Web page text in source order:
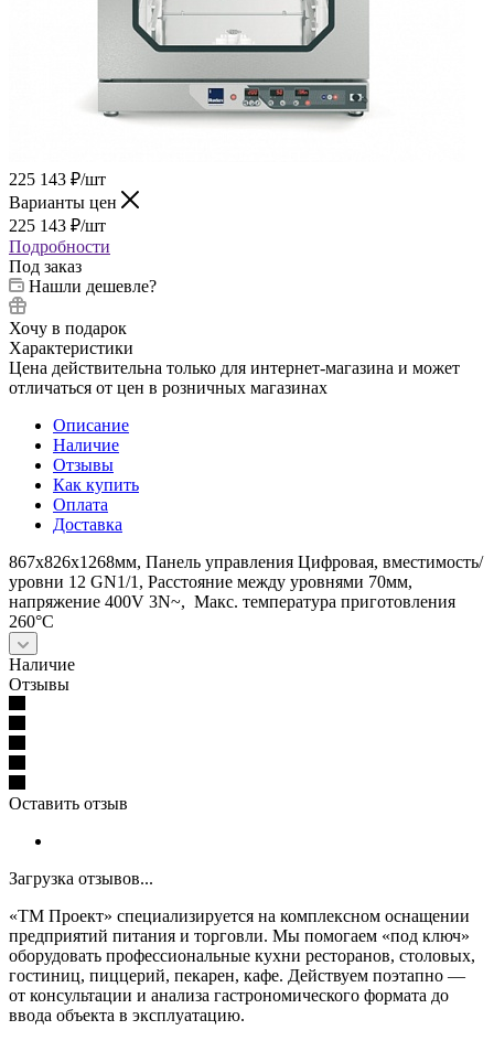
225 143 ₽/шт
Варианты цен
225 143 ₽/шт
Подробности
Под заказ
Нашли дешевле?
Хочу в подарок
Характеристики
Цена действительна только для интернет-магазина и может
отличаться от цен в розничных магазинах
Описание
Наличие
Отзывы
Как купить
Оплата
Доставка
867x826x1268мм, Панель управления Цифровая, вместимость/
уровни 12 GN1/1, Расстояние между уровнями 70мм,
напряжение 400V 3N~, Maкс. температура приготовления
260°С
Наличие
Отзывы
Оставить отзыв
Загрузка отзывов...
«ТМ Проект» специализируется на комплексном оснащении
предприятий питания и торговли. Мы помогаем «под ключ»
оборудовать профессиональные кухни ресторанов, столовых,
гостиниц, пиццерий, пекарен, кафе. Действуем поэтапно —
от консультации и анализа гастрономического формата до
ввода объекта в эксплуатацию.